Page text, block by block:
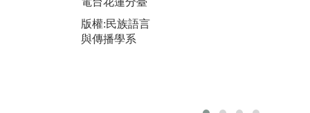
版權:民族語言
與傳播學系